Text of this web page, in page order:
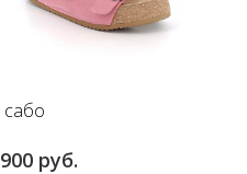
сабо
руб.